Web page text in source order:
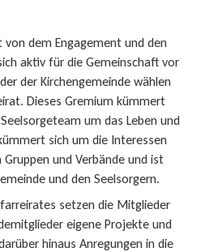
von dem Engagement und den
aktiv für die Gemeinschaft vor
der Kirchengemeinde wählen
Dieses Gremium kümmert
um das Leben und
sich um die Interessen
und Verbände und ist
und den Seelsorgern.
setzen die Mitglieder
eigene Projekte und
hinaus Anregungen in die